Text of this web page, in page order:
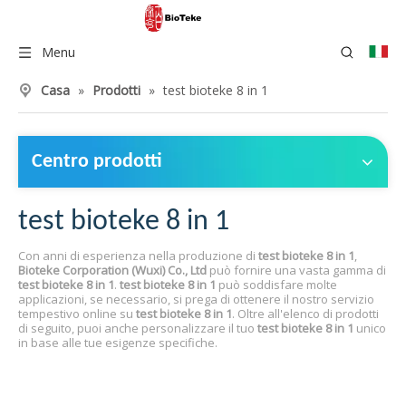
Menu
Casa » Prodotti » test bioteke 8 in 1
Centro prodotti
test bioteke 8 in 1
Con anni di esperienza nella produzione di test bioteke 8 in 1,
Bioteke Corporation (Wuxi) Co., Ltd può fornire una vasta gamma di
test bioteke 8 in 1. test bioteke 8 in 1 può soddisfare molte
applicazioni, se necessario, si prega di ottenere il nostro servizio
tempestivo online su test bioteke 8 in 1. Oltre all'elenco di prodotti
di seguito, puoi anche personalizzare il tuo test bioteke 8 in 1 unico
in base alle tue esigenze specifiche.